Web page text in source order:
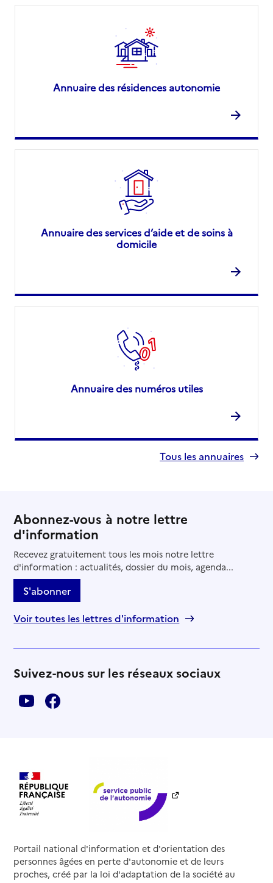
Annuaire des résidences autonomie
Annuaire des services d’aide et de soins à
domicile
Annuaire des numéros utiles
Tous les annuaires
Abonnez-vous à notre lettre
d'information
Recevez gratuitement tous les mois notre lettre
d'information : actualités, dossier du mois, agenda...
S'abonner
Voir toutes les lettres d'information
Suivez-nous sur les réseaux sociaux
Portail national d'information et d'orientation des
personnes âgées en perte d'autonomie et de leurs
proches, créé par la loi d'adaptation de la société au